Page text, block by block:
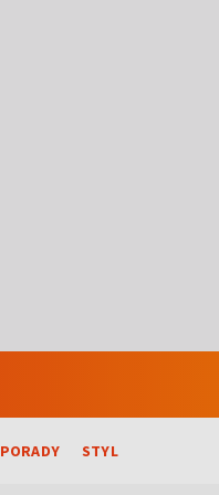
PORADY STYL